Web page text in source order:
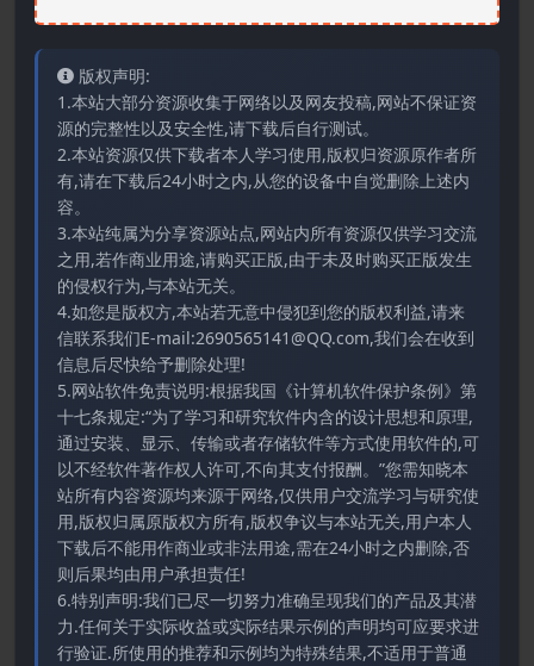
版权声明:
1.本站大部分资源收集于网络以及网友投稿,网站不保证资
源的完整性以及安全性,请下载后自行测试。
2.本站资源仅供下载者本人学习使用,版权归资源原作者所
有,请在下载后24小时之内,从您的设备中自觉删除上述内
容。
3.本站纯属为分享资源站点,网站内所有资源仅供学习交流
之用,若作商业用途,请购买正版,由于未及时购买正版发生
的侵权行为,与本站无关。
4.如您是版权方,本站若无意中侵犯到您的版权利益,请来
信联系我们E-mail:2690565141@QQ.com,我们会在收到
信息后尽快给予删除处理!
5.网站软件免责说明:根据我国《计算机软件保护条例》第
十七条规定:“为了学习和研究软件内含的设计思想和原理,
通过安装、显示、传输或者存储软件等方式使用软件的,可
以不经软件著作权人许可,不向其支付报酬。”您需知晓本
站所有内容资源均来源于网络,仅供用户交流学习与研究使
用,版权归属原版权方所有,版权争议与本站无关,用户本人
下载后不能用作商业或非法用途,需在24小时之内删除,否
则后果均由用户承担责任!
6.特别声明:我们已尽一切努力准确呈现我们的产品及其潜
力.任何关于实际收益或实际结果示例的声明均可应要求进
行验证.所使用的推荐和示例均为特殊结果,不适用于普通